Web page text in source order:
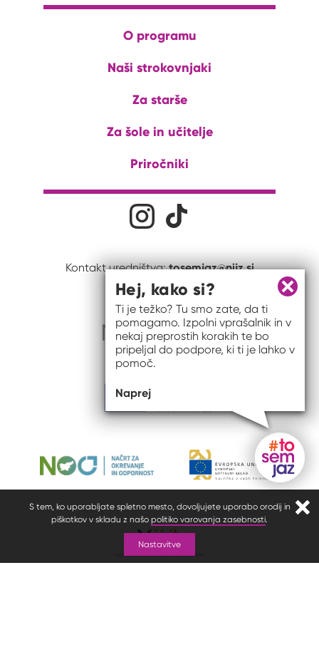
S tem, ko uporabljate spletno mesto, dovoljujete uporabo orodij in
piškotkov v skladu z našo politiko varovanja zasebnosti.
Nastavitve
O programu
Naši strokovnjaki
Za starše
Za šole in učitelje
Priročniki
Družabna omrežjaNa naš Instagram profil
Kontakt uredništva:tosemjaz@nijz.si
Gumb
Zapri
Hej, kako si?
Ti je težko? Tu smo zate, da ti
pomagamo. Izpolni vprašalnik in v
nekaj preprostih korakih te bo
pripeljal do podpore, ki ti je lahko v
pomoč.
Naprej